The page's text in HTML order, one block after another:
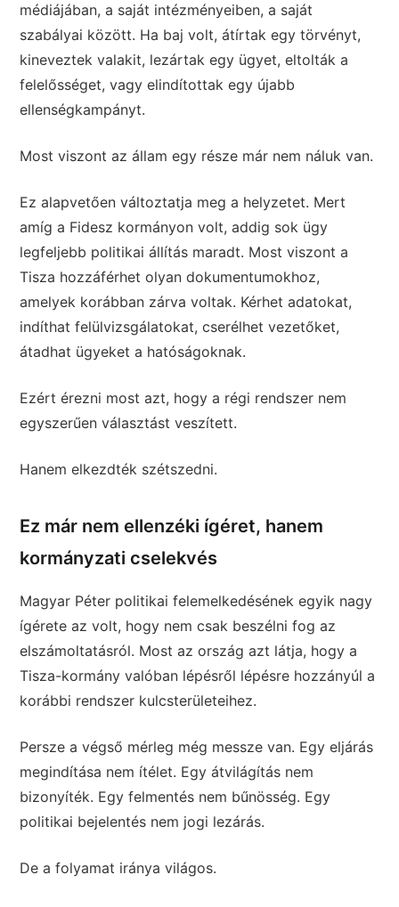
médiájában, a saját intézményeiben, a saját
szabályai között. Ha baj volt, átírtak egy törvényt,
kineveztek valakit, lezártak egy ügyet, eltolták a
felelősséget, vagy elindítottak egy újabb
ellenségkampányt.
Most viszont az állam egy része már nem náluk van.
Ez alapvetően változtatja meg a helyzetet. Mert
amíg a Fidesz kormányon volt, addig sok ügy
legfeljebb politikai állítás maradt. Most viszont a
Tisza hozzáférhet olyan dokumentumokhoz,
amelyek korábban zárva voltak. Kérhet adatokat,
indíthat felülvizsgálatokat, cserélhet vezetőket,
átadhat ügyeket a hatóságoknak.
Ezért érezni most azt, hogy a régi rendszer nem
egyszerűen választást veszített.
Hanem elkezdték szétszedni.
Ez már nem ellenzéki ígéret, hanem
kormányzati cselekvés
Magyar Péter politikai felemelkedésének egyik nagy
ígérete az volt, hogy nem csak beszélni fog az
elszámoltatásról. Most az ország azt látja, hogy a
Tisza-kormány valóban lépésről lépésre hozzányúl a
korábbi rendszer kulcsterületeihez.
Persze a végső mérleg még messze van. Egy eljárás
megindítása nem ítélet. Egy átvilágítás nem
bizonyíték. Egy felmentés nem bűnösség. Egy
politikai bejelentés nem jogi lezárás.
De a folyamat iránya világos.